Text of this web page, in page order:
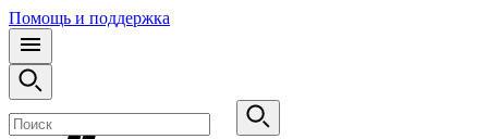
Помощь и поддержка